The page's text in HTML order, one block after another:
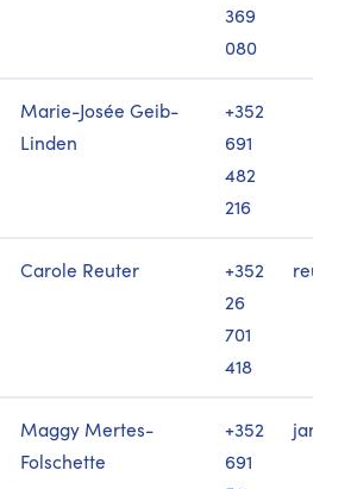
369
080
Marie-Josée Geib-
Linden
+352
691
482
216
Carole Reuter
+352
26
701
418
Maggy Mertes-
Folschette
+352
691